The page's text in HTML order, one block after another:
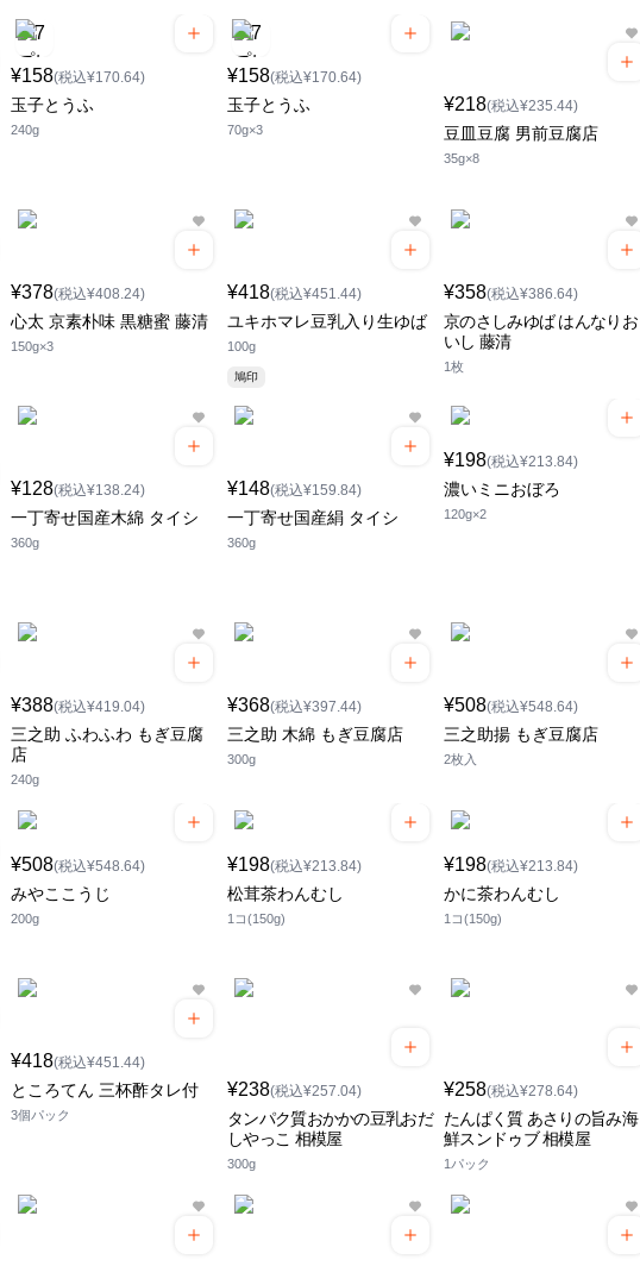
¥158(税込¥170.64)
玉子とうふ
240g
¥158(税込¥170.64)
玉子とうふ
70g×3
¥218(税込¥235.44)
豆皿豆腐 男前豆腐店
35g×8
¥378(税込¥408.24)
心太 京素朴味 黒糖蜜 藤清
150g×3
¥418(税込¥451.44)
ユキホマレ豆乳入り生ゆば
100g
鳩印
¥358(税込¥386.64)
京のさしみゆば はんなりお
いし 藤清
1枚
¥128(税込¥138.24)
一丁寄せ国産木綿 タイシ
360g
¥148(税込¥159.84)
一丁寄せ国産絹 タイシ
360g
¥198(税込¥213.84)
濃いミニおぼろ
120g×2
¥388(税込¥419.04)
三之助 ふわふわ もぎ豆腐
店
240g
¥368(税込¥397.44)
三之助 木綿 もぎ豆腐店
300g
¥508(税込¥548.64)
三之助揚 もぎ豆腐店
2枚入
¥508(税込¥548.64)
みやここうじ
200g
¥198(税込¥213.84)
松茸茶わんむし
1コ(150g)
¥198(税込¥213.84)
かに茶わんむし
1コ(150g)
¥418(税込¥451.44)
ところてん 三杯酢タレ付
3個パック
¥238(税込¥257.04)
タンパク質おかかの豆乳おだ
しやっこ 相模屋
300g
¥258(税込¥278.64)
たんぱく質 あさりの旨み海
鮮スンドゥブ 相模屋
1パック